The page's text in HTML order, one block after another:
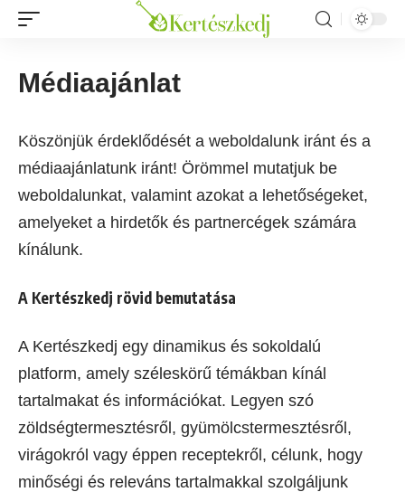
Médiaajánlat
Köszönjük érdeklődését a weboldalunk iránt és a
médiaajánlatunk iránt! Örömmel mutatjuk be
weboldalunkat, valamint azokat a lehetőségeket,
amelyeket a hirdetők és partnercégek számára
kínálunk.
A Kertészkedj rövid bemutatása
A Kertészkedj egy dinamikus és sokoldalú
platform, amely széleskörű témákban kínál
tartalmakat és információkat. Legyen szó
zöldségtermesztésről, gyümölcstermesztésről,
virágokról vagy éppen receptekről, célunk, hogy
minőségi és releváns tartalmakkal szolgáljunk